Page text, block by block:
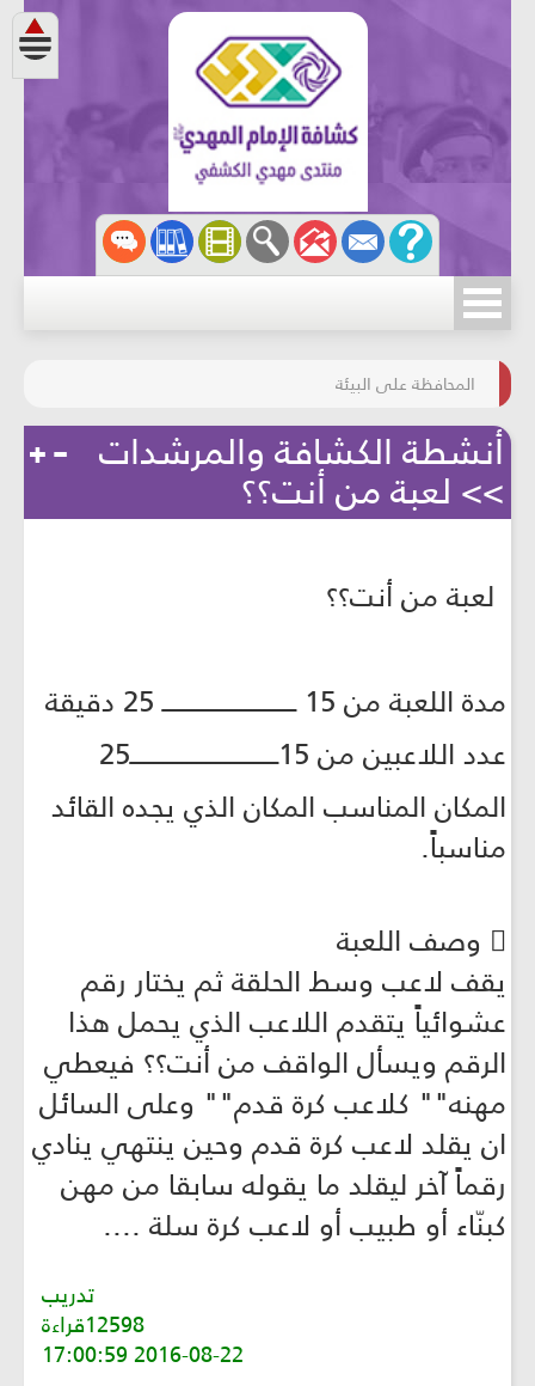
مسابقة الركب الحسينيّ
المحافظة على البيئة
أنشطة الكشافة والمرشدات
>> لعبة من أنت؟؟
لعبة من أنت؟؟
مدة اللعبة من 15 ــــــــــــــــــــــــــــ 25 دقيقة
عدد اللاعبين من 15ـــــــــــــــــــــــــــــــ25
المكان المناسب المكان الذي يجده القائد
مناسباً.
 وصف اللعبة
يقف لاعب وسط الحلقة ثم يختار رقم
عشوائياً يتقدم اللاعب الذي يحمل هذا
الرقم ويسأل الواقف من أنت؟؟ فيعطي
مهنه"" كلاعب كرة قدم"" وعلى السائل
ان يقلد لاعب كرة قدم وحين ينتهي ينادي
رقماً آخر ليقلد ما يقوله سابقا من مهن
كبنّاء أو طبيب أو لاعب كرة سلة ....
تدريب
12598قراءة
2016-08-22 17:00:59